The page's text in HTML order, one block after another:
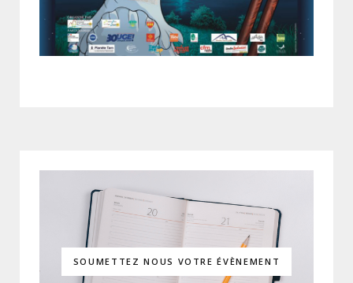
SOUMETTEZ NOUS VOTRE ÉVÈNEMENT